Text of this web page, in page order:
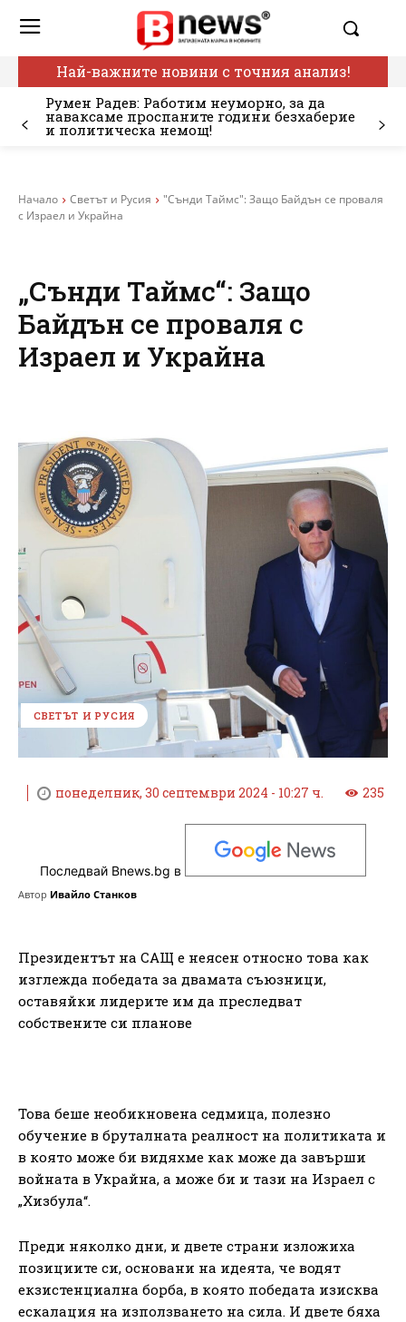
Най-важните новини с точния анализ!
Румен Радев: Работим неуморно, за да
наваксаме проспаните години безхаберие
и политическа немощ!
Начало Светът и Русия
"Сънди Таймс": Защо Байдън се проваля
с Израел и Украйна
„Сънди Таймс“: Защо
Байдън се проваля с
Израел и Украйна
СВЕТЪТ И РУСИЯ
понеделник, 30 септември 2024 - 10:27 ч. 235
Последвай Bnews.bg в
Автор Ивайло Станков
Президентът на САЩ е неясен относно това как
изглежда победата за двамата съюзници,
оставяйки лидерите им да преследват
собствените си планове
Това беше необикновена седмица, полезно
обучение в бруталната реалност на политиката и
в която може би видяхме как може да завърши
войната в Украйна, а може би и тази на Израел с
„Хизбула“.
Преди няколко дни, и двете страни изложиха
позициите си, основани на идеята, че водят
екзистенциална борба, в която победата изисква
ескалация на използването на сила. И двете бяха